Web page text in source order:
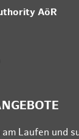
AöR
Lau­fen und